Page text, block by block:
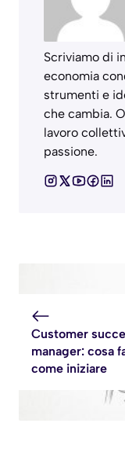
Scriviamo di
economia
strumenti e
che cambia.
lavoro
passione.
Customer
manager: cosa
come iniziare